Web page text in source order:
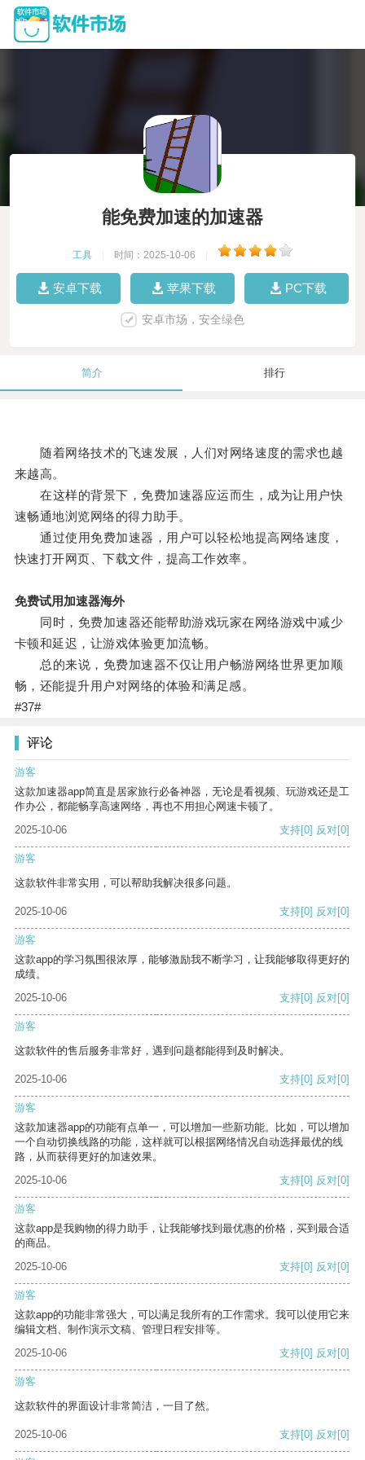
能免费加速的加速器
工具 时间：2025-10-06
安卓下载 苹果下载 PC下载
安卓市场，安全绿色
简介 排行
随着网络技术的飞速发展，人们对网络速度的需求也越
来越高。
在这样的背景下，免费加速器应运而生，成为让用户快
速畅通地浏览网络的得力助手。
通过使用免费加速器，用户可以轻松地提高网络速度，
快速打开网页、下载文件，提高工作效率。
免费试用加速器海外
同时，免费加速器还能帮助游戏玩家在网络游戏中减少
卡顿和延迟，让游戏体验更加流畅。
总的来说，免费加速器不仅让用户畅游网络世界更加顺
畅，还能提升用户对网络的体验和满足感。
#37#
评论
游客
这款加速器app简直是居家旅行必备神器，无论是看视频、玩游戏还是工
作办公，都能畅享高速网络，再也不用担心网速卡顿了。
2025-10-06
支持[0] 反对[0]
游客
这款软件非常实用，可以帮助我解决很多问题。
2025-10-06 支持[0] 反对[0]
游客
这款app的学习氛围很浓厚，能够激励我不断学习，让我能够取得更好的
成绩。
2025-10-06
支持[0] 反对[0]
游客
这款软件的售后服务非常好，遇到问题都能得到及时解决。
2025-10-06 支持[0] 反对[0]
游客
这款加速器app的功能有点单一，可以增加一些新功能。比如，可以增加
一个自动切换线路的功能，这样就可以根据网络情况自动选择最优的线
路，从而获得更好的加速效果。
2025-10-06
支持[0] 反对[0]
游客
这款app是我购物的得力助手，让我能够找到最优惠的价格，买到最合适
的商品。
2025-10-06
支持[0] 反对[0]
游客
这款app的功能非常强大，可以满足我所有的工作需求。我可以使用它来
编辑文档、制作演示文稿、管理日程安排等。
2025-10-06
支持[0] 反对[0]
游客
这款软件的界面设计非常简洁，一目了然。
2025-10-06 支持[0] 反对[0]